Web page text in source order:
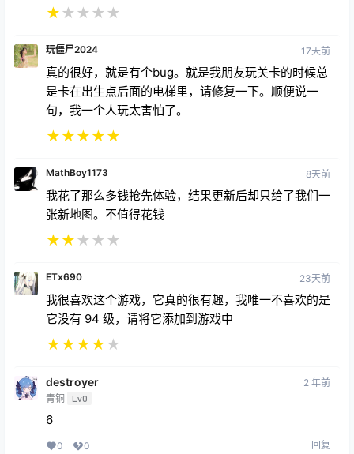
★★ ★ ★ ★
玩僵尸2024 17天前
真的很好，就是有个bug。就是我朋友玩关卡的时候总
是卡在出生点后面的电梯里，请修复一下。顺便说一
句，我一个人玩太害怕了。
★★★★★
MathBoy1173 8天前
我花了那么多钱抢先体验，结果更新后却只给了我们一
张新地图。不值得花钱
★★★ ★ ★
ETx690 23天前
我很喜欢这个游戏，它真的很有趣，我唯一不喜欢的是
它没有 94 级，请将它添加到游戏中
★★★★★
destroyer
青铜 Lv0
2 年前
6
0 0 回复